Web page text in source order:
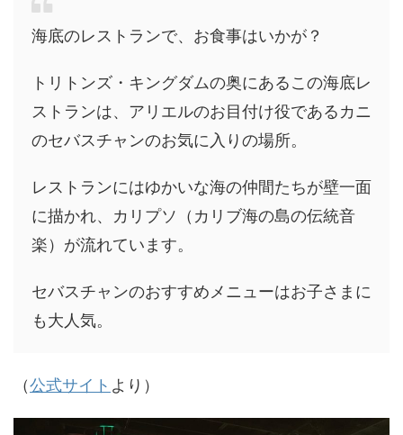
海底のレストランで、お食事はいかが？
トリトンズ・キングダムの奥にあるこの海底レ
ストランは、アリエルのお目付け役であるカニ
のセバスチャンのお気に入りの場所。
レストランにはゆかいな海の仲間たちが壁一面
に描かれ、カリプソ（カリブ海の島の伝統音
楽）が流れています。
セバスチャンのおすすめメニューはお子さまに
も大人気。
（公式サイト より）